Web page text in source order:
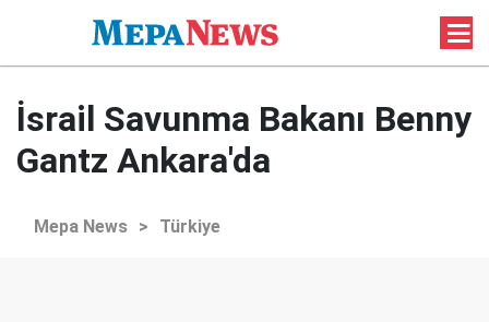
İsrail Savunma Bakanı Benny
Gantz Ankara'da
Mepa News > Türkiye